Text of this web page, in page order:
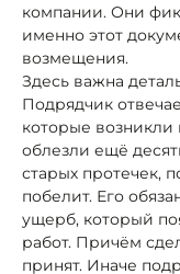
компании. Они
именно этот
возмещения.
Здесь важна
Подрядчик
которые
облезли ещё
старых протечек,
побелит. Его
ущерб, который
работ. Причём
принят. Иначе